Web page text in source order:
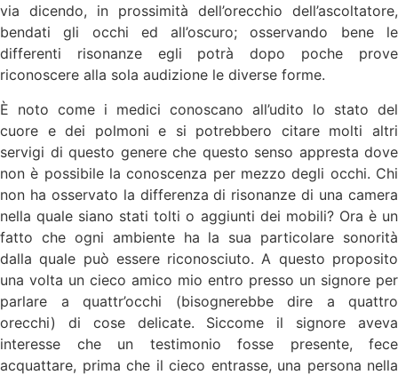
via dicendo, in prossimità dell’orecchio dell’ascoltatore,
bendati gli occhi ed all’oscuro; osservando bene le
differenti risonanze egli potrà dopo poche prove
riconoscere alla sola audizione le diverse forme.
È noto come i medici conoscano all’udito lo stato del
cuore e dei polmoni e si potrebbero citare molti altri
servigi di questo genere che questo senso appresta dove
non è possibile la conoscenza per mezzo degli occhi. Chi
non ha osservato la differenza di risonanze di una camera
nella quale siano stati tolti o aggiunti dei mobili? Ora è un
fatto che ogni ambiente ha la sua particolare sonorità
dalla quale può essere riconosciuto. A questo proposito
una volta un cieco amico mio entro presso un signore per
parlare a quattr’occhi (bisognerebbe dire a quattro
orecchi) di cose delicate. Siccome il signore aveva
interesse che un testimonio fosse presente, fece
acquattare, prima che il cieco entrasse, una persona nella